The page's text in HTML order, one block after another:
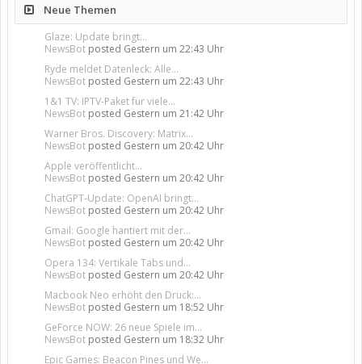
Neue Themen
Glaze: Update bringt...
NewsBot posted Gestern um 22:43 Uhr
Ryde meldet Datenleck: Alle...
NewsBot posted Gestern um 22:43 Uhr
1&1 TV: IPTV-Paket für viele...
NewsBot posted Gestern um 21:42 Uhr
Warner Bros. Discovery: Matrix...
NewsBot posted Gestern um 20:42 Uhr
Apple veröffentlicht...
NewsBot posted Gestern um 20:42 Uhr
ChatGPT-Update: OpenAI bringt...
NewsBot posted Gestern um 20:42 Uhr
Gmail: Google hantiert mit der...
NewsBot posted Gestern um 20:42 Uhr
Opera 134: Vertikale Tabs und...
NewsBot posted Gestern um 20:42 Uhr
Macbook Neo erhöht den Druck:...
NewsBot posted Gestern um 18:52 Uhr
GeForce NOW: 26 neue Spiele im...
NewsBot posted Gestern um 18:32 Uhr
Epic Games: Beacon Pines und We...